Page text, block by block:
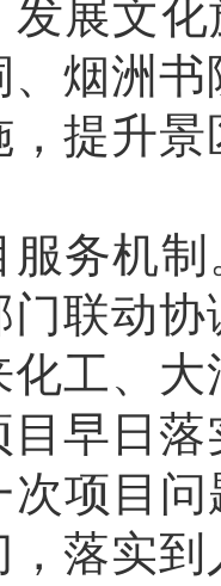
展文
烟洲
，提升
机制
联动
化工、
目早日
次项目
，落实